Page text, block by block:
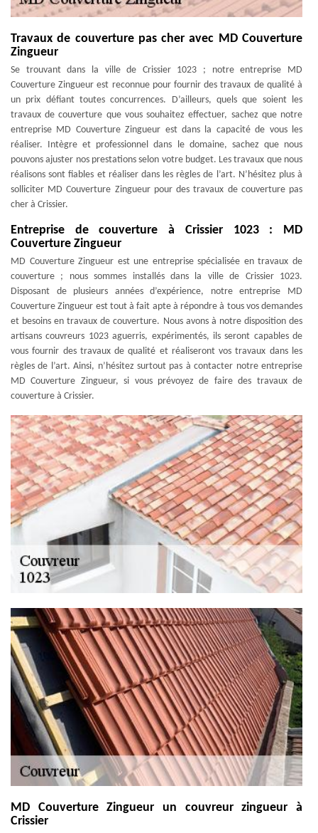
Travaux de couverture pas cher avec MD Couverture
Zingueur
Se trouvant dans la ville de Crissier 1023 ; notre entreprise MD
Couverture Zingueur est reconnue pour fournir des travaux de qualité à
un prix défiant toutes concurrences. D’ailleurs, quels que soient les
travaux de couverture que vous souhaitez effectuer, sachez que notre
entreprise MD Couverture Zingueur est dans la capacité de vous les
réaliser. Intègre et professionnel dans le domaine, sachez que nous
pouvons ajuster nos prestations selon votre budget. Les travaux que nous
réalisons sont fiables et réaliser dans les règles de l’art. N’hésitez plus à
solliciter MD Couverture Zingueur pour des travaux de couverture pas
cher à Crissier.
Entreprise de couverture à Crissier 1023 : MD
Couverture Zingueur
MD Couverture Zingueur est une entreprise spécialisée en travaux de
couverture ; nous sommes installés dans la ville de Crissier 1023.
Disposant de plusieurs années d’expérience, notre entreprise MD
Couverture Zingueur est tout à fait apte à répondre à tous vos demandes
et besoins en travaux de couverture. Nous avons à notre disposition des
artisans couvreurs 1023 aguerris, expérimentés, ils seront capables de
vous fournir des travaux de qualité et réaliseront vos travaux dans les
règles de l’art. Ainsi, n’hésitez surtout pas à contacter notre entreprise
MD Couverture Zingueur, si vous prévoyez de faire des travaux de
couverture à Crissier.
MD Couverture Zingueur un couvreur zingueur à
Crissier